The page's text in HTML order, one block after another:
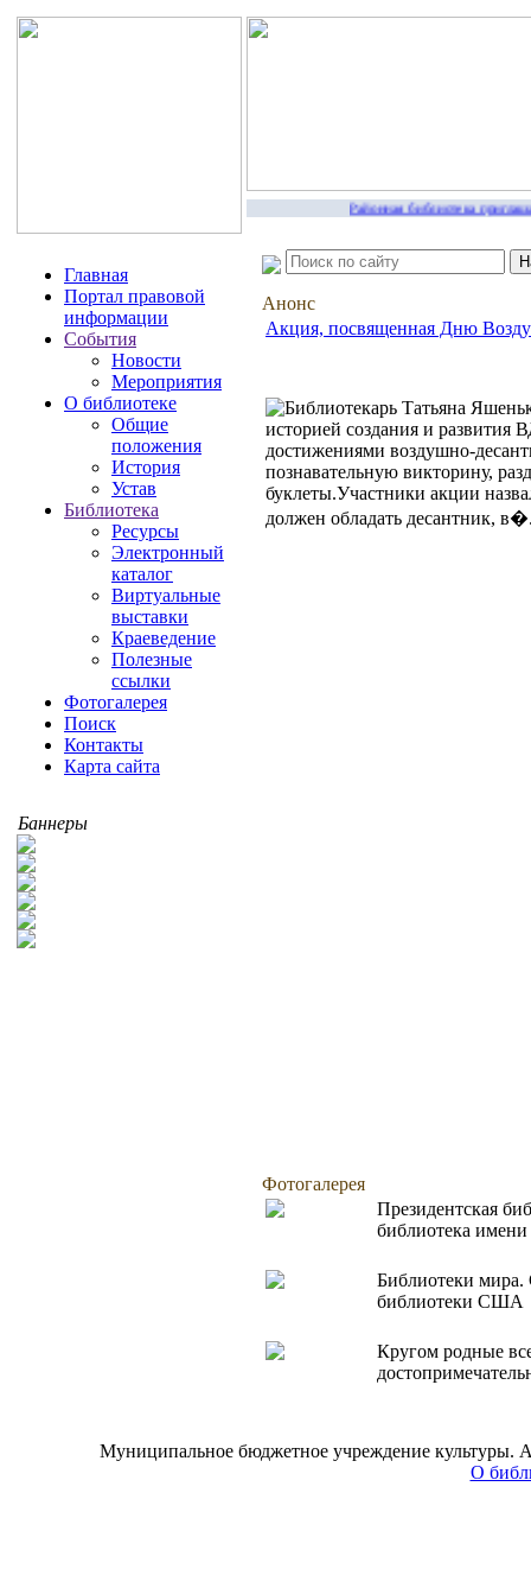
Районная библиотека
Главная
Портал правовой
информации
События
Новости
Мероприятия
О библиотеке
Общие
положения
История
Устав
Библиотека
Ресурсы
Электронный
каталог
Виртуальные
выставки
Краеведение
Полезные
ссылки
Фотогалерея
Поиск
Контакты
Карта сайта
Баннеры
Анонс
Акция, посвященная Дню
Библиотекарь Татьяна
историей создания и развития
достижениями воздушно-
познавательную викторину,
буклеты.Участники акции
должен обладать десантник,
Фотогалерея
Президентская
библиотека
Библиотеки
библиотеки США
Кругом родные
Муниципальное бюджетное учреждение культуры.
О